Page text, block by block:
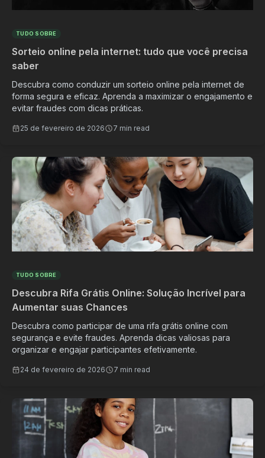
TUDO SOBRE
Sorteio online pela internet: tudo que você precisa
saber
Descubra como conduzir um sorteio online pela internet de
forma segura e eficaz. Aprenda a maximizar o engajamento e
evitar fraudes com dicas práticas.
25 de fevereiro de 2026 7 min read
TUDO SOBRE
Descubra Rifa Grátis Online: Solução Incrível para
Aumentar suas Chances
Descubra como participar de uma rifa grátis online com
segurança e evite fraudes. Aprenda dicas valiosas para
organizar e engajar participantes efetivamente.
24 de fevereiro de 2026 7 min read